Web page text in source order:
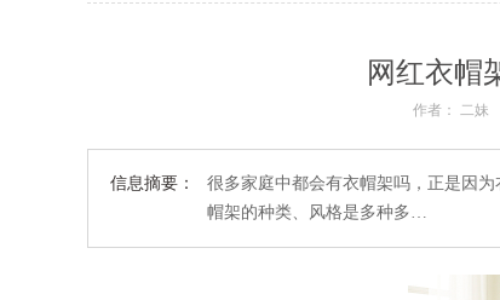
网红衣帽
作者： 二妹
信息摘要：
很多家庭中都会有衣帽架吗，正是因
帽架的种类、风格是多种多…